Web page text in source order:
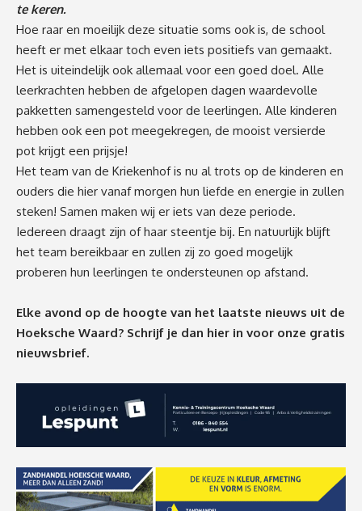
te keren.
Hoe raar en moeilijk deze situatie soms ook is, de school
heeft er met elkaar toch even iets positiefs van gemaakt.
Het is uiteindelijk ook allemaal voor een goed doel. Alle
leerkrachten hebben de afgelopen dagen waardevolle
pakketten samengesteld voor de leerlingen. Alle kinderen
hebben ook een pot meegekregen, de mooist versierde
pot krijgt een prijsje!
Het team van de Kriekenhof is nu al trots op de kinderen en
ouders die hier vanaf morgen hun liefde en energie in zullen
steken! Samen maken wij er iets van deze periode.
Iedereen draagt zijn of haar steentje bij. En natuurlijk blijft
het team bereikbaar en zullen zij zo goed mogelijk
proberen hun leerlingen te ondersteunen op afstand.
Elke avond op de hoogte van het laatste nieuws uit de
Hoeksche Waard? Schrijf je dan hier in voor onze gratis
nieuwsbrief.